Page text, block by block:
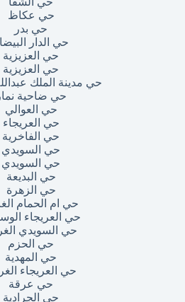
حي عكاظ
حي بدر
حي الدار
حي العزيزية
حي العزيزية
حي مدينة الملك
حي ضاحية نمار
حي العوالي
حي العريجاء
حي الفاخرية
حي السويدي
حي السويدي
حي البديعة
حي الزهرة
حي ام الحمام
حي العريجاء
حي السويدي
حي الحزم
حي المهدية
حي العريجاء
حي عرقة
حي الجرادية